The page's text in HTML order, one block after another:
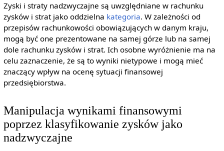
Zyski i straty nadzwyczajne są uwzględniane w rachunku
zysków i strat jako oddzielna kategoria. W zależności od
przepisów rachunkowości obowiązujących w danym kraju,
mogą być one prezentowane na samej górze lub na samej
dole rachunku zysków i strat. Ich osobne wyróżnienie ma na
celu zaznaczenie, że są to wyniki nietypowe i mogą mieć
znaczący wpływ na ocenę sytuacji finansowej
przedsiębiorstwa.
Manipulacja wynikami finansowymi
poprzez klasyfikowanie zysków jako
nadzwyczajne